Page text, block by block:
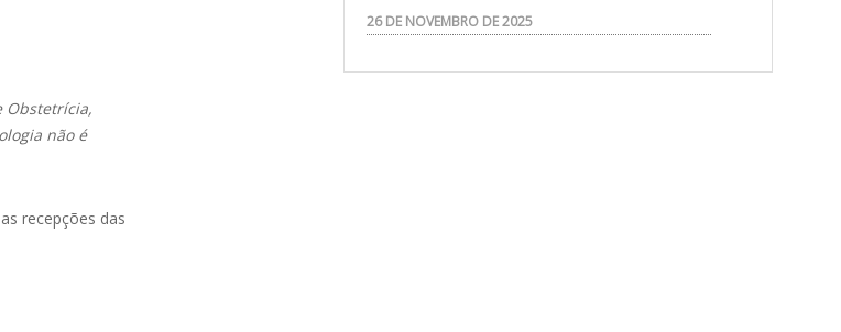
Obstetrícia,
não é
recepções das
26 DE NOVEMBRO DE 2025